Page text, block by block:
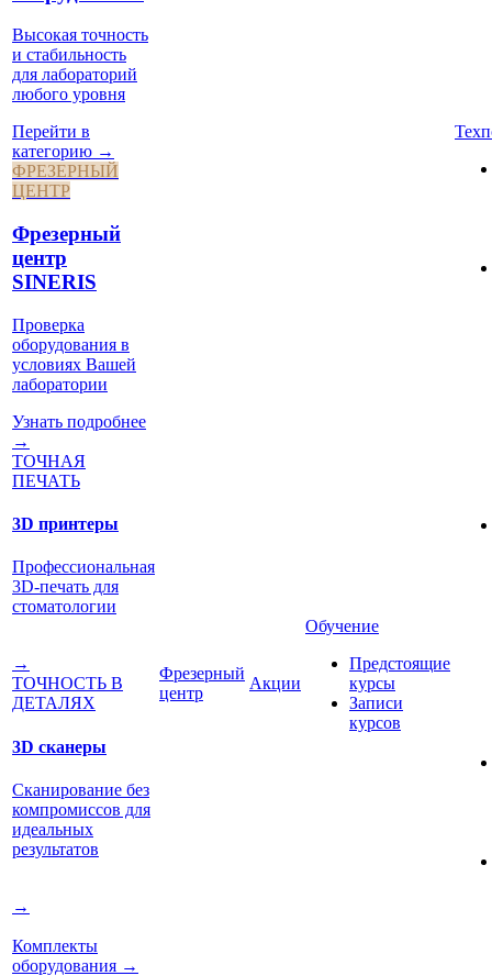
Высокая точность
и стабильность
для лабораторий
любого уровня
Перейти в
категорию →
ФРЕЗЕРНЫЙ
ЦЕНТР
Фрезерный
центр
SINERIS
Проверка
оборудования в
условиях Вашей
лаборатории
Узнать подробнее
→
ТОЧНАЯ
ПЕЧАТЬ
3D принтеры
Профессиональная
3D-печать для
стоматологии
→
ТОЧНОСТЬ В
ДЕТАЛЯХ
3D сканеры
Сканирование без
компромиссов для
идеальных
результатов
→
Комплекты
оборудования →
Фрезерный
центр
Акции
Обучение
Предстоящие
курсы
Записи
курсов